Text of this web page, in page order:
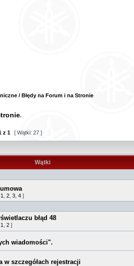
/ Błędy na Forum i na Stronie
z 1 [ Wątki: 27 ]
Wątki
1 2 3 4 ]
błąd 48
1 2 ]
wiadomości".
w szczegółach rejestracji